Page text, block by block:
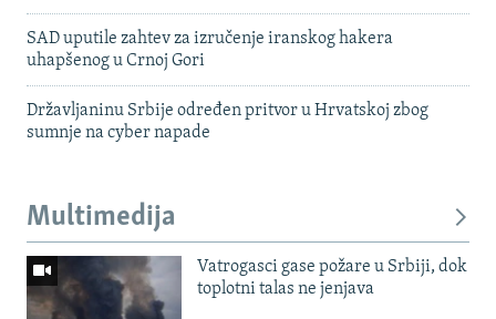
SAD uputile zahtev za izručenje iranskog hakera
uhapšenog u Crnoj Gori
Državljaninu Srbije određen pritvor u Hrvatskoj zbog
sumnje na cyber napade
Multimedija
Vatrogasci gase požare u Srbiji, dok
toplotni talas ne jenjava